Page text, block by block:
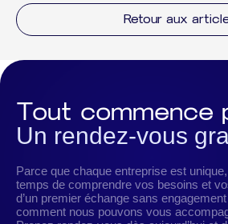
Retour aux
Tout commence
Un rendez-vous
Parce que chaque entreprise est
temps de comprendre vos besoins et
d’un premier échange sans
comment nous pouvons vous